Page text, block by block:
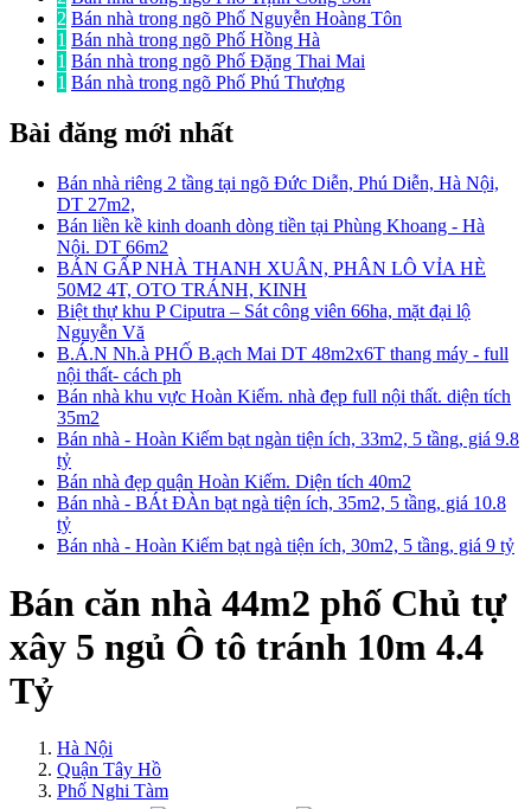
2 Bán nhà trong ngõ Phố Nguyễn Hoàng Tôn
1 Bán nhà trong ngõ Phố Hồng Hà
1 Bán nhà trong ngõ Phố Đặng Thai Mai
1 Bán nhà trong ngõ Phố Phú Thượng
Bài đăng mới nhất
Bán nhà riêng 2 tầng tại ngõ Đức Diễn, Phú Diễn, Hà Nội,
DT 27m2,
Bán liền kề kinh doanh dòng tiền tại Phùng Khoang - Hà
Nội. DT 66m2
BÁN GẤP NHÀ THANH XUÂN, PHÂN LÔ VỈA HÈ
50M2 4T, OTO TRÁNH, KINH
Biệt thự khu P Ciputra – Sát công viên 66ha, mặt đại lộ
Nguyễn Vă
B.Á.N Nh.à PHỐ B.ạch Mai DT 48m2x6T thang máy - full
nội thất- cách ph
Bán nhà khu vực Hoàn Kiếm. nhà đẹp full nội thất. diện tích
35m2
Bán nhà - Hoàn Kiếm bạt ngàn tiện ích, 33m2, 5 tầng, giá 9.8
tỷ
Bán nhà đẹp quận Hoàn Kiếm. Diện tích 40m2
Bán nhà - BÁt ĐÀn bạt ngà tiện ích, 35m2, 5 tầng, giá 10.8
tỷ
Bán nhà - Hoàn Kiếm bạt ngà tiện ích, 30m2, 5 tầng, giá 9 tỷ
Bán căn nhà 44m2 phố Chủ tự
xây 5 ngủ Ô tô tránh 10m 4.4
Tỷ
Hà Nội
Quận Tây Hồ
Phố Nghi Tàm